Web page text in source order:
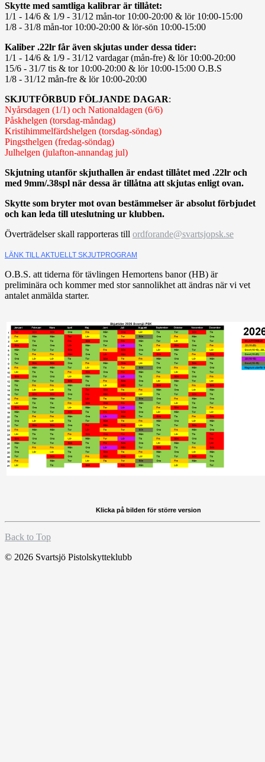
Skytte med samtliga kalibrar är tillåtet:
1/1 - 14/6 & 1/9 - 31/12 mån-tor 10:00-20:00 & lör 10:00-15:00
1/8 - 31/8 mån-tor 10:00-20:00 & lör-sön 10:00-15:00
Kaliber .22lr får även skjutas under dessa tider:
1/1 - 14/6 & 1/9 - 31/12 vardagar (mån-fre) & lör 10:00-20:00
15/6 - 31/7 tis & tor 10:00-20:00 & lör 10:00-15:00 O.B.S
1/8 - 31/12 mån-fre & lör 10:00-20:00
SKJUTFÖRBUD FÖLJANDE DAGAR:
Nyårsdagen (1/1) och Nationaldagen (6/6)
Påskhelgen (torsdag-måndag)
Kristihimmelfärdshelgen (torsdag-söndag)
Pingsthelgen (fredag-söndag)
Julhelgen (julafton-annandag jul)
Skjutning utanför skjuthallen är endast tillåtet med .22lr och
med 9mm/.38spl när dessa är tillåtna att skjutas enligt ovan.
Skytte som bryter mot ovan bestämmelser är absolut förbjudet
och kan leda till uteslutning ur klubben.
Överträdelser skall rapporteras till ordforande@svartsjopsk.se
LÄNK TILL AKTUELLT SKJUTPROGRAM
O.B.S. att tiderna för tävlingen Hemortens banor (HB) är
preliminära och kommer med stor sannolikhet att ändras när vi vet
antalet anmälda starter.
Klicka på bilden för större version
Back to Top
© 2026 Svartsjö Pistolskytteklubb